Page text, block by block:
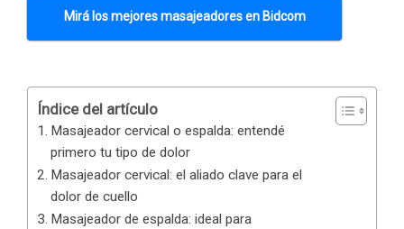
Mirá los mejores masajeadores en Bidcom
Índice del artículo
Masajeador cervical o espalda: entendé
primero tu tipo de dolor
Masajeador cervical: el aliado clave para el
dolor de cuello
Masajeador de espalda: ideal para